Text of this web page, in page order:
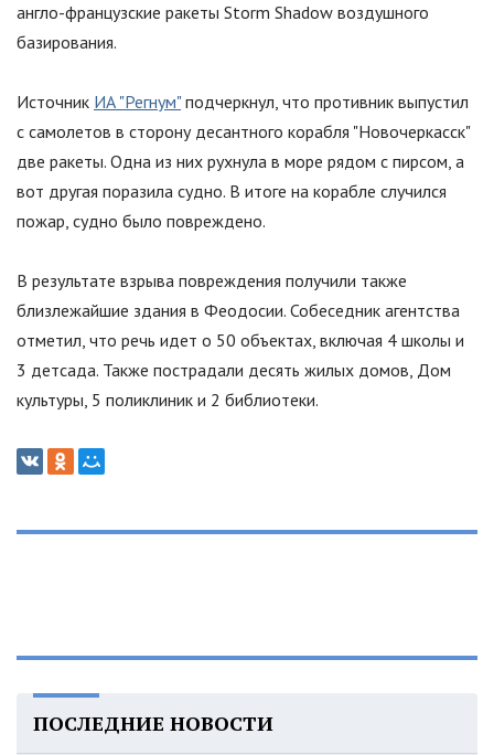
англо-французские ракеты Storm Shadow воздушного
базирования.
Источник ИА "Регнум"подчеркнул, что противник выпустил
с самолетов в сторону десантного корабля "Новочеркасск"
две ракеты. Одна из них рухнула в море рядом с пирсом, а
вот другая поразила судно. В итоге на корабле случился
пожар, судно было повреждено.
В результате взрыва повреждения получили также
близлежайшие здания в Феодосии. Собеседник агентства
отметил, что речь идет о 50 объектах, включая 4 школы и
3 детсада. Также пострадали десять жилых домов, Дом
культуры, 5 поликлиник и 2 библиотеки.
ПОСЛЕДНИЕ НОВОСТИ